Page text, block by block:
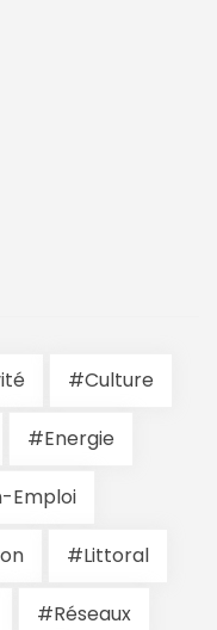
#Culture
#Energie
Emploi
#Littoral
#Réseaux